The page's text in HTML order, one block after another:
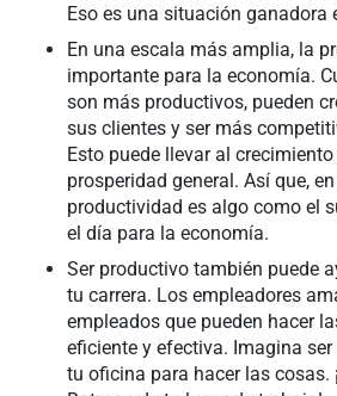
Eso es una situación ganadora
En una escala más amplia, la
importante para la economía.
son más productivos, pueden
sus clientes y ser más
Esto puede llevar al
prosperidad general. Así que,
productividad es algo como el
el día para la economía.
Ser productivo también puede
tu carrera. Los empleadores
empleados que pueden hacer
eficiente y efectiva. Imagina
tu oficina para hacer las cosas.